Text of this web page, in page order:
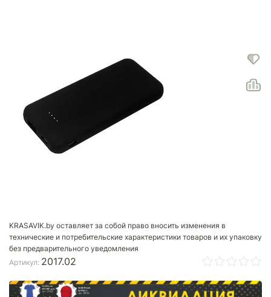
KRASAVIK.by оставляет за собой право вносить изменения в
технические и потребительские характеристики товаров и их упаковку
без предварительного уведомления
Артикул: 2017.02